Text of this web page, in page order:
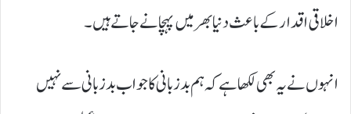
اخلاقی اقدار کے باعث دنیا بھر میں پہچانے جاتے ہیں۔
انہوں نے یہ بھی لکھا ہے کہ ہم بد زبانی کا جواب بد زبانی سے نہیں